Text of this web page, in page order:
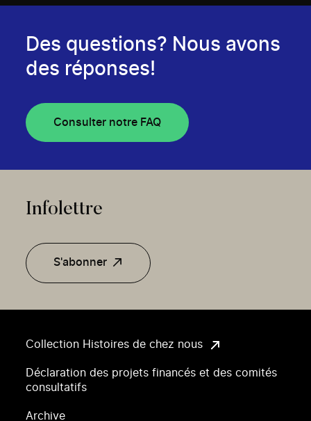
Collection Histoires de chez nous
Déclaration des projets financés et des comités
consultatifs
Archive
Des questions? Nous avons
des réponses!
Consulter notre FAQ
Infolettre
S'abonner